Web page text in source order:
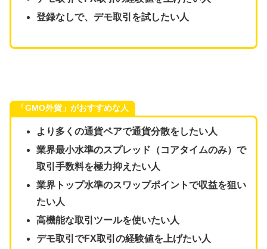
登録なしで、デモ取引を試したい人
「GMO外貨」がおすすめな人
より多くの通貨ペアで通貨分散をしたい人
業界最小水準のスプレッド（コアタイムのみ）で
取引手数料を極力抑えたい人
業界トップ水準のスワップポイントで収益を狙い
たい人
高機能な取引ツールを使いたい人
デモ取引でFX取引の経験値を上げたい人